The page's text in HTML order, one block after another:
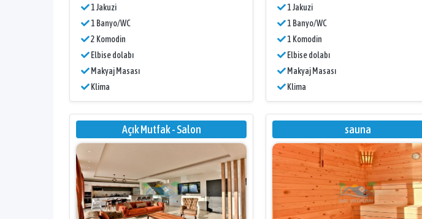
1 Jakuzi
1 Banyo/WC
2 Komodin
Elbise dolabı
Makyaj Masası
Klima
1 Jakuzi
1 Banyo/WC
1 Komodin
Elbise dolabı
Makyaj Masası
Klima
Açık Mutfak - Salon sauna